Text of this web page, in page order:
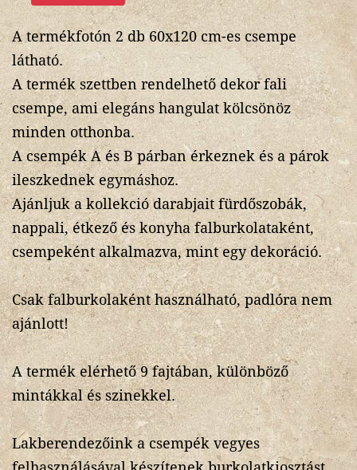
A termékfotón 2 db 60x120 cm-es csempe
látható.
A termék szettben rendelhető dekor fali
csempe, ami elegáns hangulat kölcsönöz
minden otthonba.
A csempék A és B párban érkeznek és a párok
ileszkednek egymáshoz.
Ajánljuk a kollekció darabjait fürdőszobák,
nappali, étkező és konyha falburkolataként,
csempeként alkalmazva, mint egy dekoráció.
Csak falburkolaként használható, padlóra nem
ajánlott!
A termék elérhető 9 fajtában, különböző
mintákkal és szinekkel.
Lakberendezőink a csempék vegyes